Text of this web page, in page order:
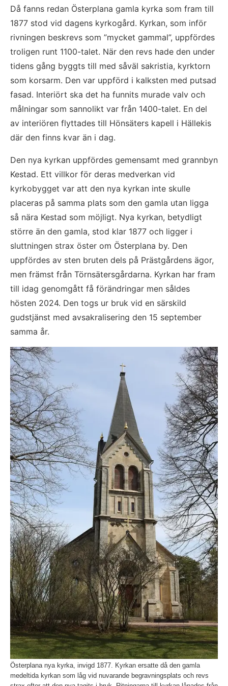
Då fanns redan Österplana gamla kyrka som fram till
1877 stod vid dagens kyrkogård. Kyrkan, som inför
rivningen beskrevs som ”mycket gammal”, uppfördes
troligen runt 1100-talet. När den revs hade den under
tidens gång byggts till med såväl sakristia, kyrktorn
som korsarm. Den var uppförd i kalksten med putsad
fasad. Interiört ska det ha funnits murade valv och
målningar som sannolikt var från 1400-talet. En del
av interiören flyttades till Hönsäters kapell i Hällekis
där den finns kvar än i dag.
Den nya kyrkan uppfördes gemensamt med grannbyn
Kestad. Ett villkor för deras medverkan vid
kyrkobygget var att den nya kyrkan inte skulle
placeras på samma plats som den gamla utan ligga
så nära Kestad som möjligt. Nya kyrkan, betydligt
större än den gamla, stod klar 1877 och ligger i
sluttningen strax öster om Österplana by. Den
uppfördes av sten bruten dels på Prästgårdens ägor,
men främst från Törnsätersgårdarna. Kyrkan har fram
till idag genomgått få förändringar men såldes
hösten 2024. Den togs ur bruk vid en särskild
gudstjänst med avsakralisering den 15 september
samma år.
Österplana nya kyrka, invigd 1877. Kyrkan ersatte då den gamla
medeltida kyrkan som låg vid nuvarande begravningsplats och revs